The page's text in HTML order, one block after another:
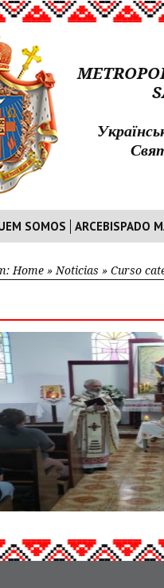
SOMOS ARCEBISPADO
Home » Noticias » Curso